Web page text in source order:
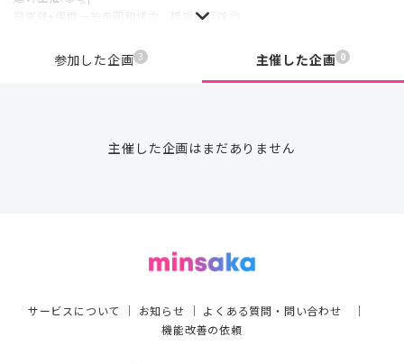
日常雜+偶爾一些產圖和烤肉，錯誤請見諒🥺
参加した企画 3 主催した企画 0
主催した企画はまだありません
サービスについて ｜ お知らせ ｜ よくある質問・問い合わせ ｜
機能改善の依頼